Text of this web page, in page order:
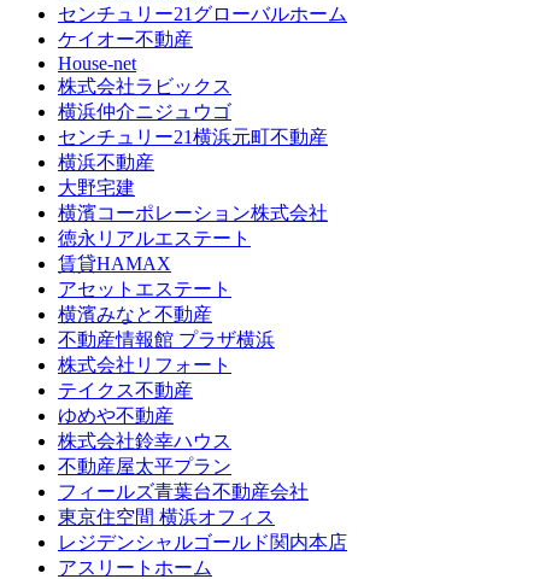
センチュリー21グローバルホーム
ケイオー不動産
House-net
株式会社ラビックス
横浜仲介ニジュウゴ
センチュリー21横浜元町不動産
横浜不動産
大野宅建
横濱コーポレーション株式会社
徳永リアルエステート
賃貸HAMAX
アセットエステート
横濱みなと不動産
不動産情報館 プラザ横浜
株式会社リフォート
テイクス不動産
ゆめや不動産
株式会社鈴幸ハウス
不動産屋太平プラン
フィールズ青葉台不動産会社
東京住空間 横浜オフィス
レジデンシャルゴールド関内本店
アスリートホーム